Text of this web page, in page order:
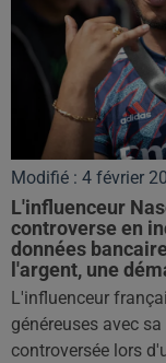
Modifié : 4 février
L'influenceur
controverse en
données
l'argent, une
L'influenceur
généreuses avec
controversée lors